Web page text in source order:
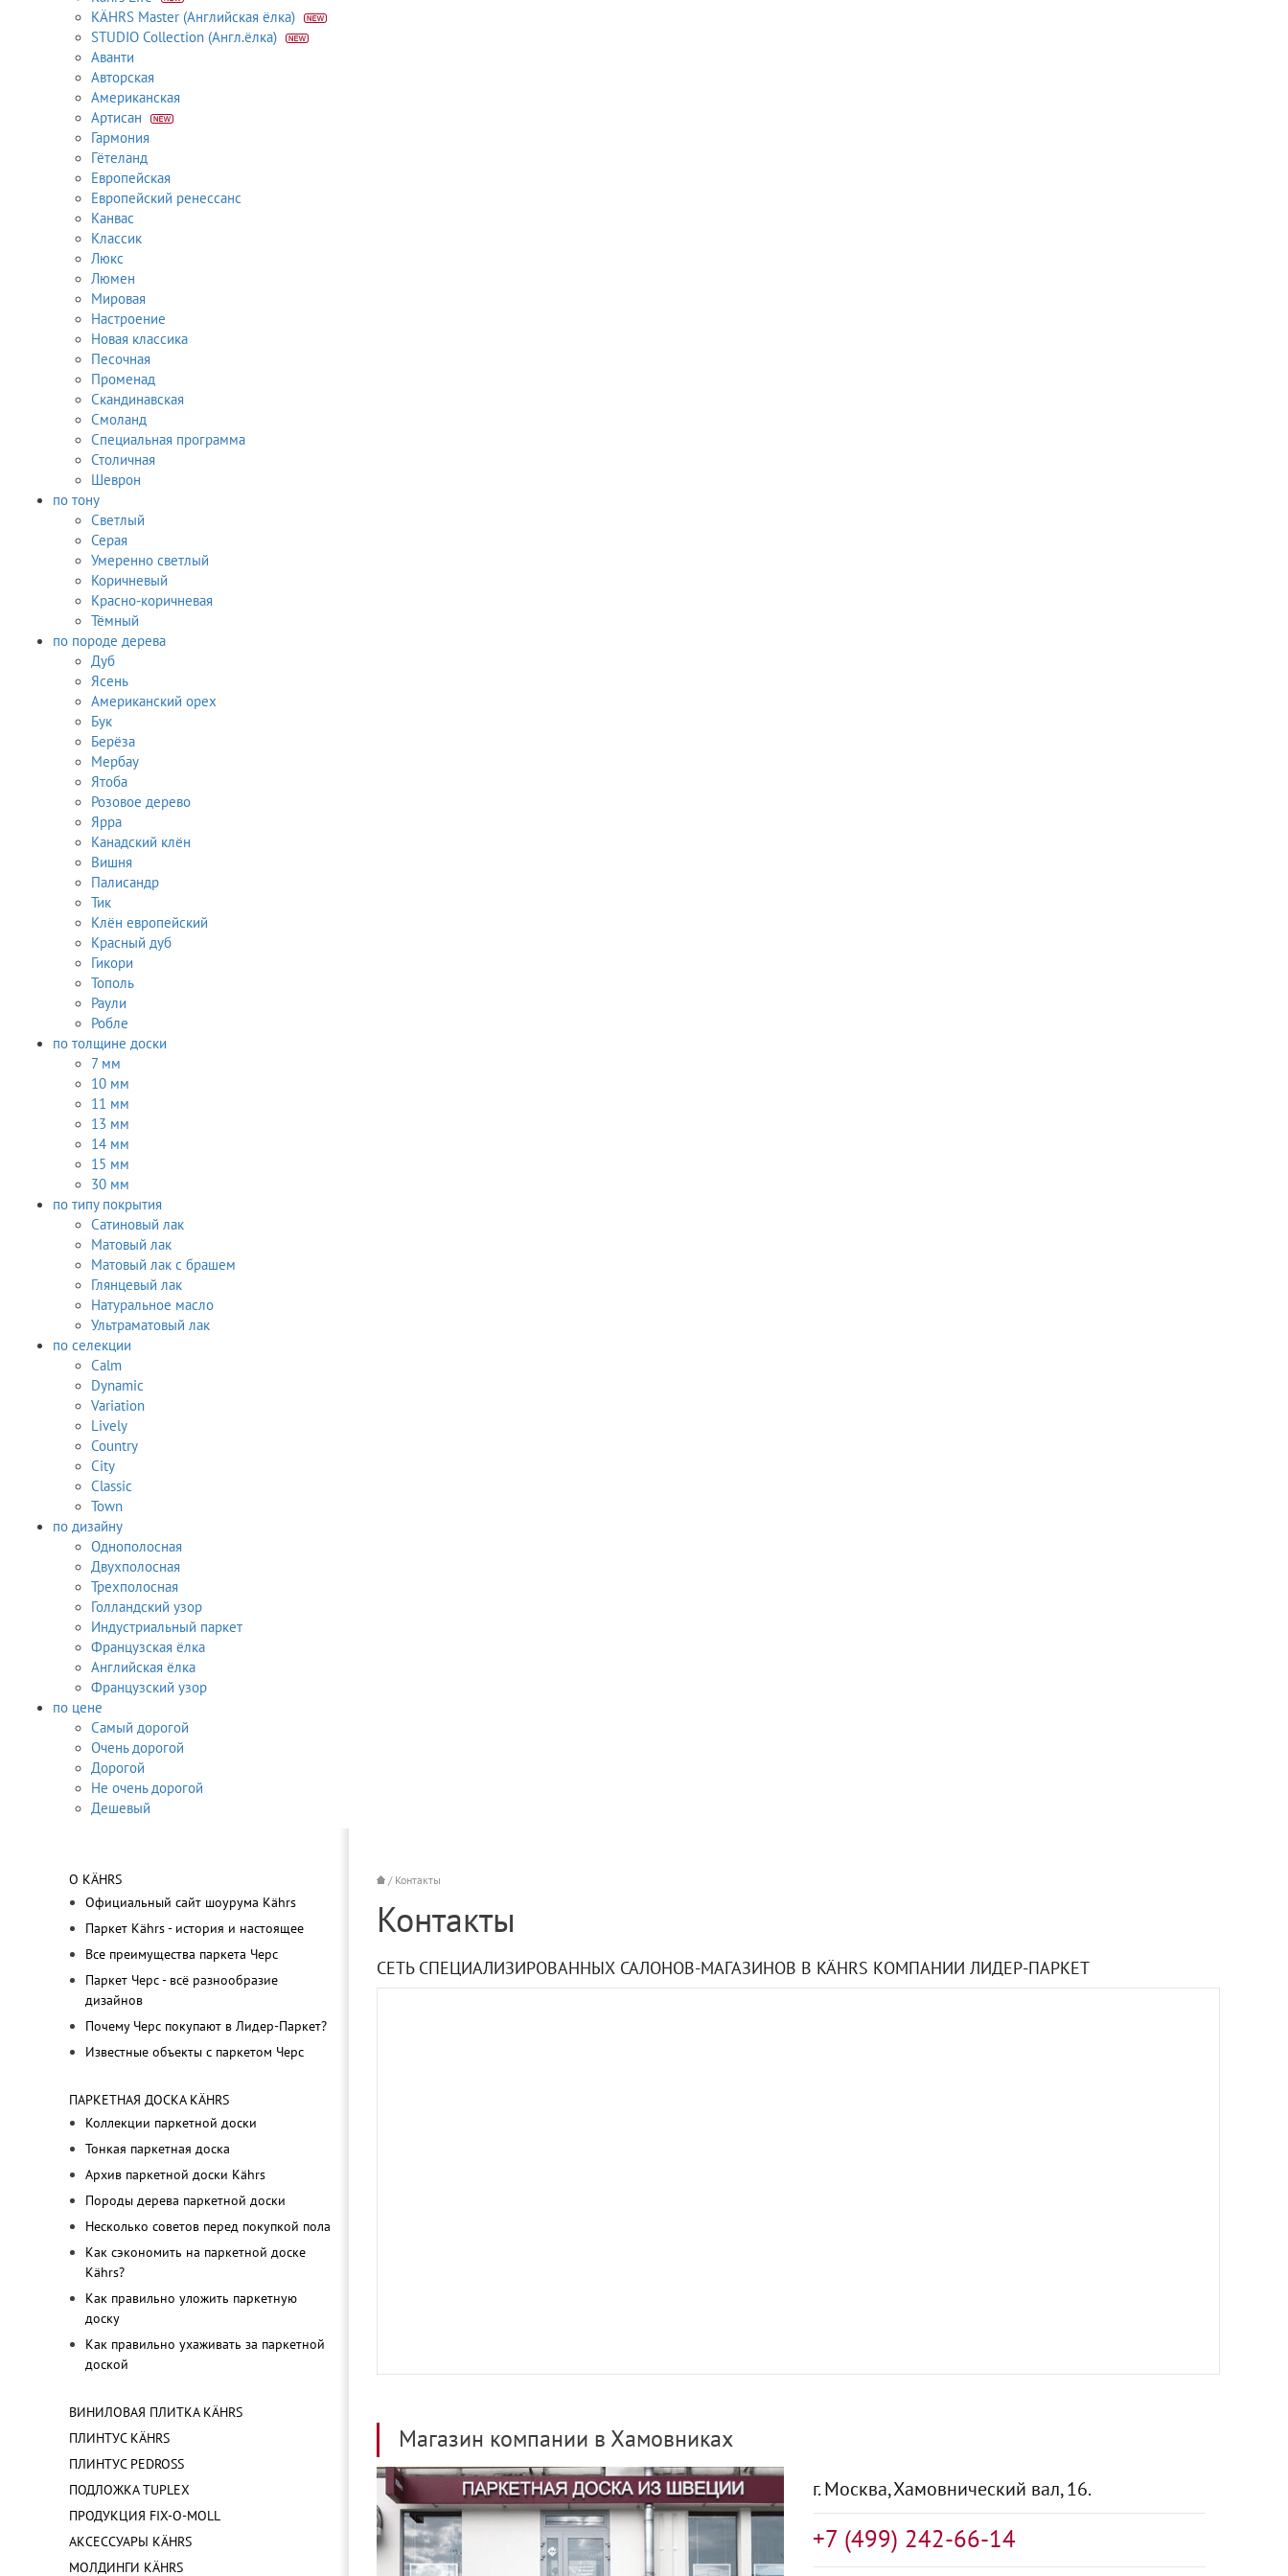
KÄHRS Master (Английская ёлка)
STUDIO Collection (Англ.ёлка)
Аванти
Авторская
Американская
Артисан
Гармония
Гётеланд
Европейская
Европейский ренессанс
Канвас
Классик
Люкс
Люмен
Мировая
Настроение
Новая классика
Песочная
Променад
Скандинавская
Смоланд
Специальная программа
Столичная
Шеврон
по тону
Светлый
Серая
Умеренно светлый
Коричневый
Красно-коричневая
Тёмный
по породе дерева
Дуб
Ясень
Американский орех
Бук
Берёза
Мербау
Ятоба
Розовое дерево
Ярра
Канадский клён
Вишня
Палисандр
Тик
Клён европейский
Красный дуб
Гикори
Тополь
Раули
Робле
по толщине доски
7 мм
10 мм
11 мм
13 мм
14 мм
15 мм
30 мм
по типу покрытия
Сатиновый лак
Матовый лак
Матовый лак с брашем
Глянцевый лак
Натуральное масло
Ультраматовый лак
по селекции
Calm
Dynamic
Variation
Lively
Country
City
Classic
Town
по дизайну
Однополосная
Двухполосная
Трехполосная
Голландский узор
Индустриальный паркет
Французская ёлка
Английская ёлка
Французский узор
по цене
Самый дорогой
Очень дорогой
Дорогой
Не очень дорогой
Дешевый
О KÄHRS
Официальный сайт шоурума Kährs
Паркет Kährs - история и настоящее
Все преимущества паркета Черс
Паркет Черс - всё разнообразие
дизайнов
Почему Черс покупают в Лидер-Паркет?
Известные объекты с паркетом Черс
ПАРКЕТНАЯ ДОСКА KÄHRS
Коллекции паркетной доски
Тонкая паркетная доска
Архив паркетной доски Kährs
Породы дерева паркетной доски
Несколько советов перед покупкой пола
Как сэкономить на паркетной доске
Kährs?
Как правильно уложить паркетную
доску
Как правильно ухаживать за паркетной
доской
ВИНИЛОВАЯ ПЛИТКА KÄHRS
ПЛИНТУС KÄHRS
ПЛИНТУС PEDROSS
ПОДЛОЖКА TUPLEX
ПРОДУКЦИЯ FIX-O-MOLL
АКСЕССУАРЫ KÄHRS
МОЛДИНГИ KÄHRS
/ Контакты
Контакты
СЕТЬ СПЕЦИАЛИЗИРОВАННЫХ САЛОНОВ-МАГАЗИНОВ В KÄHRS КОМПАНИИ ЛИДЕР-ПАРКЕТ
Магазин компании в Хамовниках
г. Москва, Хамовнический вал, 16.
+7 (499) 242-66-14